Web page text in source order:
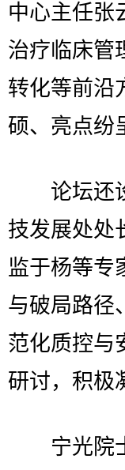
中心主任张
治疗临床管
转化等前沿
硕、亮点纷
论坛还设
技发展处处
监于杨等专
与破局路径
范化质控与
研讨，积极
宁光院士